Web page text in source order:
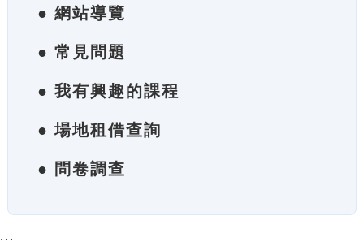
● 網站導覽
● 常見問題
● 我有興趣的課程
● 場地租借查詢
● 問卷調查